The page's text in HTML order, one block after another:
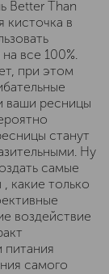
Better Than
в
все 100%.
при этом
ваши ресницы
станут
Ну
самые
какие только
воздействие
питания
самого